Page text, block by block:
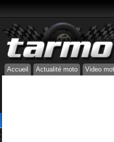
Accueil Actualité moto Video